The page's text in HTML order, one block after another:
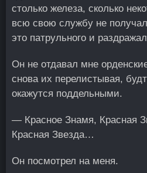
столько железа, сколько
всю свою службу не
это патрульного и
Он не отдавал мне
снова их перелистывая,
окажутся поддельными.
— Красное Знамя, Красная
Красная Звезда…
Он посмотрел на меня.